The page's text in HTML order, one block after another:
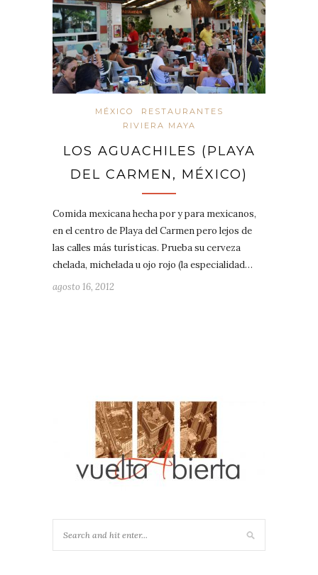
MÉXICO
RESTAURANTES
RIVIERA MAYA
LOS AGUACHILES (PLAYA
DEL CARMEN, MÉXICO)
Comida mexicana hecha por y para mexicanos,
en el centro de Playa del Carmen pero lejos de
las calles más turísticas. Prueba su cerveza
chelada, michelada u ojo rojo (la especialidad…
agosto 16, 2012